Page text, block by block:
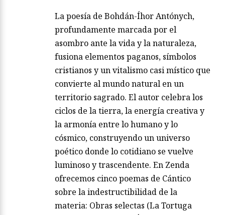
La poesía de Bohdán-Íhor Antónych,
profundamente marcada por el
asombro ante la vida y la naturaleza,
fusiona elementos paganos, símbolos
cristianos y un vitalismo casi místico que
convierte al mundo natural en un
territorio sagrado. El autor celebra los
ciclos de la tierra, la energía creativa y
la armonía entre lo humano y lo
cósmico, construyendo un universo
poético donde lo cotidiano se vuelve
luminoso y trascendente. En Zenda
ofrecemos cinco poemas de Cántico
sobre la indestructibilidad de la
materia: Obras selectas (La Tortuga